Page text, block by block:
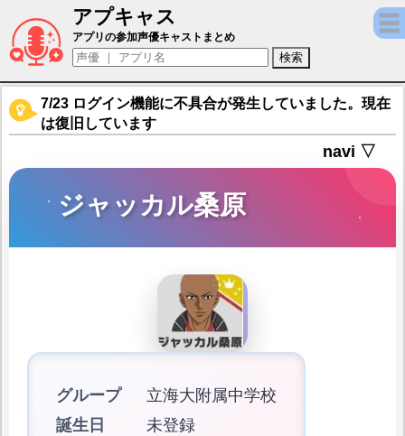
アプキャス
ジャッカル桑原（声優：檜山修之)【新テニ
アプリの参加声優キャストまとめ
7/23 ログイン機能に不具合が発生していました。現在
は復旧しています
navi ▽
ジャッカル桑原
グループ
立海大附属中学校
誕生日
未登録